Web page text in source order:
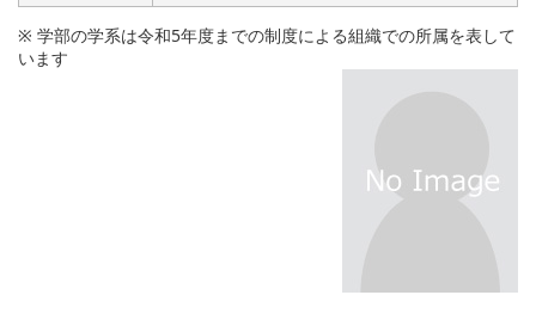
※ 学部の学系は令和5年度までの制度による組織での所属を表して
います